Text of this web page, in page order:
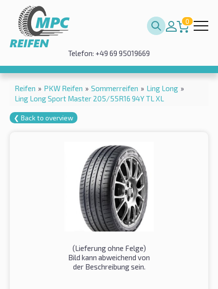
0
Telefon: +49 69 95019669
Reifen » PKW Reifen » Sommerreifen » Ling Long »
Ling Long Sport Master 205/55R16 94Y TL XL
❮ Back to overview
(Lieferung ohne Felge)
Bild kann abweichend von
der Beschreibung sein.